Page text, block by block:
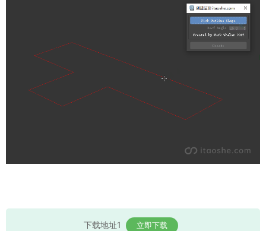
下载地址1 立即下载